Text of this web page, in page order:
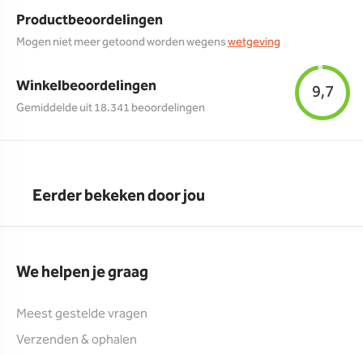
Productbeoordelingen
Mogen niet meer getoond worden wegenswetgeving
Winkelbeoordelingen
Gemiddelde uit 18.341 beoordelingen
9,7
Eerder bekeken door jou
We helpen je graag
Meest gestelde vragen
Verzenden & ophalen